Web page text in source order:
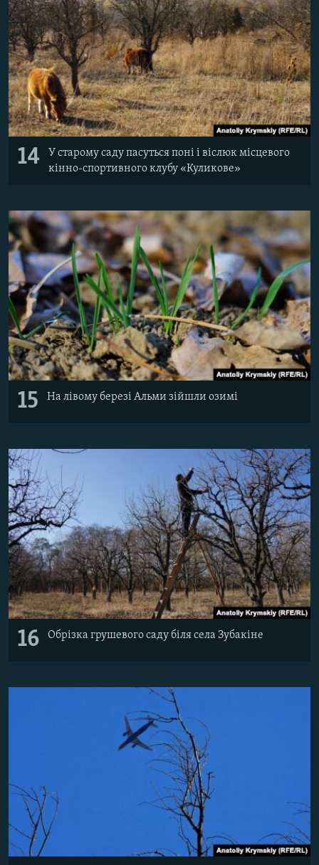
14
У старому саду пасуться поні і віслюк місцевого
кінно-спортивного клубу «Куликове»
15 На лівому березі Альми зійшли озимі
16 Обрізка грушевого саду біля села Зубакіне